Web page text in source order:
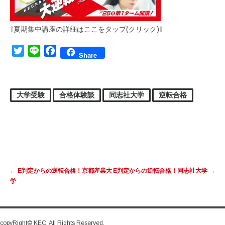
⇧夏期集中講座の詳細はここをタップ(クリック)⇧
TwitterLine FacebookShare
大学受験 合格体験談 同志社大学 逆転合格
← E判定からの逆転合格！京都産業大
学
E判定からの逆転合格！同志社大学 →
copyRight© KEC. All Rights Reserved.